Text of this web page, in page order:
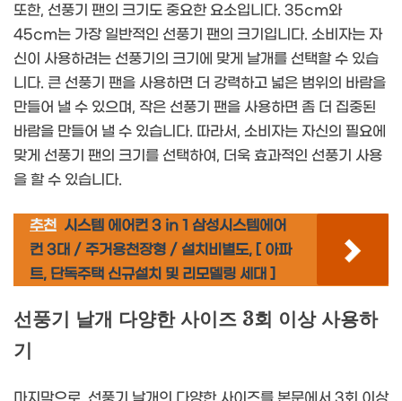
또한, 선풍기 팬의 크기도 중요한 요소입니다. 35cm와
45cm는 가장 일반적인 선풍기 팬의 크기입니다. 소비자는 자
신이 사용하려는 선풍기의 크기에 맞게 날개를 선택할 수 있습
니다. 큰 선풍기 팬을 사용하면 더 강력하고 넓은 범위의 바람을
만들어 낼 수 있으며, 작은 선풍기 팬을 사용하면 좀 더 집중된
바람을 만들어 낼 수 있습니다. 따라서, 소비자는 자신의 필요에
맞게 선풍기 팬의 크기를 선택하여, 더욱 효과적인 선풍기 사용
을 할 수 있습니다.
추천 시스템 에어컨 3 in 1 삼성시스템에어
컨 3대 / 주거용천장형 / 설치비별도, [ 아파
트, 단독주택 신규설치 및 리모델링 세대 ]
선풍기 날개 다양한 사이즈 3회 이상 사용하
기